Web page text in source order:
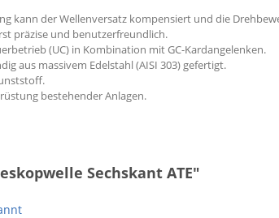
kann der Wellenversatz kompensiert und die
präzise und benutzerfreundlich.
(UC) in Kombination mit GC-Kardangelenken.
aus massivem Edelstahl (AISI 303) gefertigt.
bestehender Anlagen.
Sechskant ATE"